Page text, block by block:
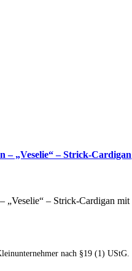
– „Veselie“ – Strick-Cardigan
„Veselie“ – Strick-Cardigan mit
nach §19 (1) UStG.